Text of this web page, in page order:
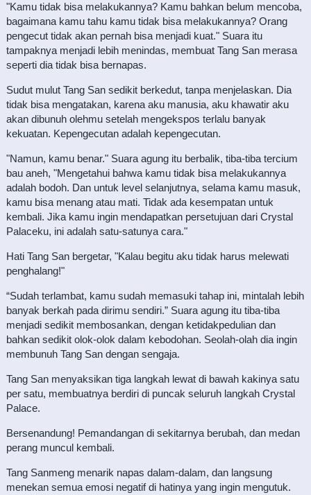
"Kamu tidak bisa melakukannya? Kamu bahkan belum mencoba,
bagaimana kamu tahu kamu tidak bisa melakukannya? Orang
pengecut tidak akan pernah bisa menjadi kuat." Suara itu
tampaknya menjadi lebih menindas, membuat Tang San merasa
seperti dia tidak bisa bernapas.
Sudut mulut Tang San sedikit berkedut, tanpa menjelaskan. Dia
tidak bisa mengatakan, karena aku manusia, aku khawatir aku
akan dibunuh olehmu setelah mengekspos terlalu banyak
kekuatan. Kepengecutan adalah kepengecutan.
"Namun, kamu benar." Suara agung itu berbalik, tiba-tiba tercium
bau aneh, "Mengetahui bahwa kamu tidak bisa melakukannya
adalah bodoh. Dan untuk level selanjutnya, selama kamu masuk,
kamu bisa menang atau mati. Tidak ada kesempatan untuk
kembali. Jika kamu ingin mendapatkan persetujuan dari Crystal
Palaceku, ini adalah satu-satunya cara."
Hati Tang San bergetar, "Kalau begitu aku tidak harus melewati
penghalang!"
“Sudah terlambat, kamu sudah memasuki tahap ini, mintalah lebih
banyak berkah pada dirimu sendiri.” Suara agung itu tiba-tiba
menjadi sedikit membosankan, dengan ketidakpedulian dan
bahkan sedikit olok-olok dalam kebodohan. Seolah-olah dia ingin
membunuh Tang San dengan sengaja.
Tang San menyaksikan tiga langkah lewat di bawah kakinya satu
per satu, membuatnya berdiri di puncak seluruh langkah Crystal
Palace.
Bersenandung! Pemandangan di sekitarnya berubah, dan medan
perang muncul kembali.
Tang Sanmeng menarik napas dalam-dalam, dan langsung
menekan semua emosi negatif di hatinya yang ingin mengutuk.